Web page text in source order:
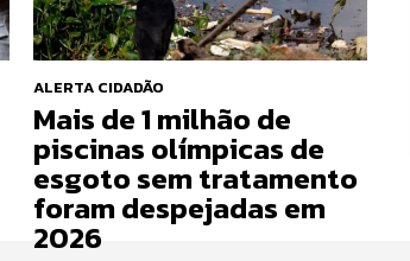
ALERTA CIDADÃO
Mais de 1 milhão de
piscinas olímpicas de
esgoto sem tratamento
foram despejadas em
2026